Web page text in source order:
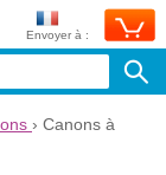
Envoyer à :
› Canons à